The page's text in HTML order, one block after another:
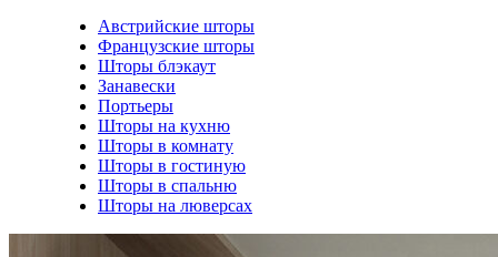
Австрийские шторы
Французские шторы
Шторы блэкаут
Занавески
Портьеры
Шторы на кухню
Шторы в комнату
Шторы в гостиную
Шторы в спальню
Шторы на люверсах